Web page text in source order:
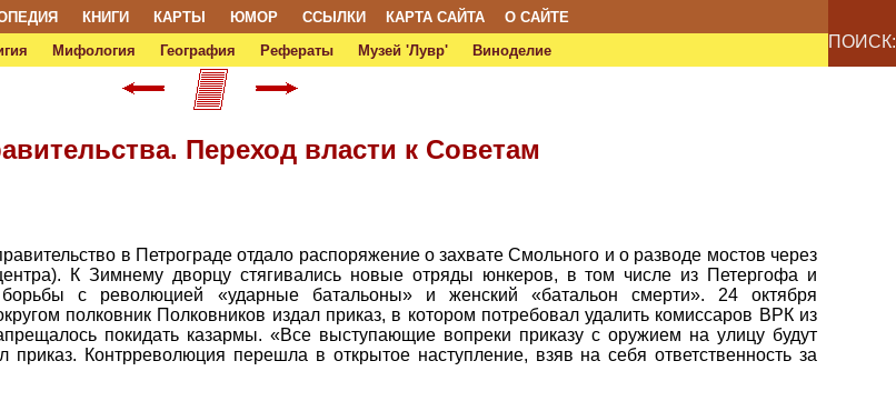
КНИГИ КАРТЫ ЮМОР ССЫЛКИ КАРТА САЙТА
О САЙТЕ
Мифология География Рефераты Музей 'Лувр' Виноделие ПОИСК:
Переход власти к Советам
в Петрограде отдало распоряжение о захвате Смольного и о разводе мостов через
К Зимнему дворцу стягивались новые отряды юнкеров, в том числе из Петергофа и
с революцией «ударные батальоны» и женский «батальон смерти». 24 октября
полковник Полковников издал приказ, в котором потребовал удалить комиссаров ВРК из
покидать казармы. «Все выступающие вопреки приказу с оружием на улицу будут
Контрреволюция перешла в открытое наступление, взяв на себя ответственность за